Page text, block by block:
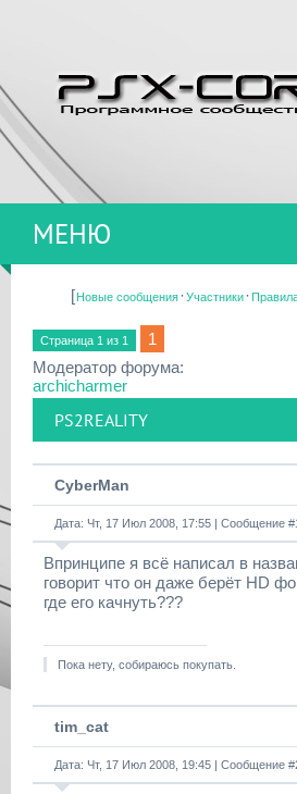
МЕНЮ
[Новые сообщения·Участники·
Страница 1 из 1
1
Модератор форума:
archicharmer
PS2REALITY
CyberMan
Дата: Чт, 17 Июл 2008, 17:55 | Сообщение #
Впринципе я всё написал в
говорит что он даже берёт HD
где его качнуть???
Пока нету, собираюсь покупать.
tim_cat
Дата: Чт, 17 Июл 2008, 19:45 | Сообщение #